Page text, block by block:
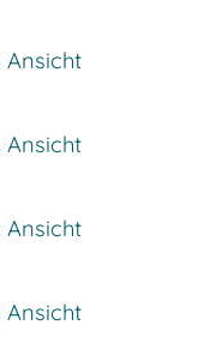
Ansicht
Ansicht
Ansicht
Ansicht